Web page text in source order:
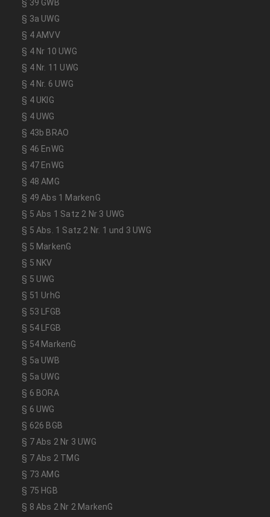
§ 39 GWB
§ 3a UWG
§ 4 AMVV
§ 4 Nr 10 UWG
§ 4 Nr. 11 UWG
§ 4 Nr. 6 UWG
§ 4 UKlG
§ 4 UWG
§ 43b BRAO
§ 46 EnWG
§ 47 EnWG
§ 48 AMG
§ 49 Abs 1 MarkenG
§ 5 Abs 1 Satz 2 Nr 3 UWG
§ 5 Abs. 1 Satz 2 Nr. 1 und 3 UWG
§ 5 MarkenG
§ 5 NKV
§ 5 UWG
§ 51 UrhG
§ 53 LFGB
§ 54 LFGB
§ 54 MarkenG
§ 5a UWB
§ 5a UWG
§ 6 BORA
§ 6 UWG
§ 626 BGB
§ 7 Abs 2 Nr 3 UWG
§ 7 Abs 2 TMG
§ 73 AMG
§ 75 HGB
§ 8 Abs 2 Nr 2 MarkenG